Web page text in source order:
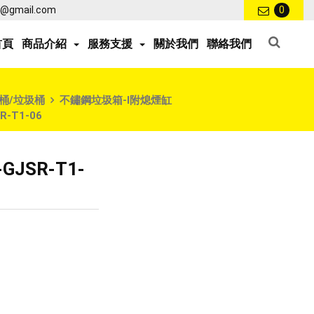
0
商品介紹 服務支援 關於我們 聯絡我們
/垃圾桶
不鏽鋼垃圾箱-I附熄煙缸
T1-06
T1-